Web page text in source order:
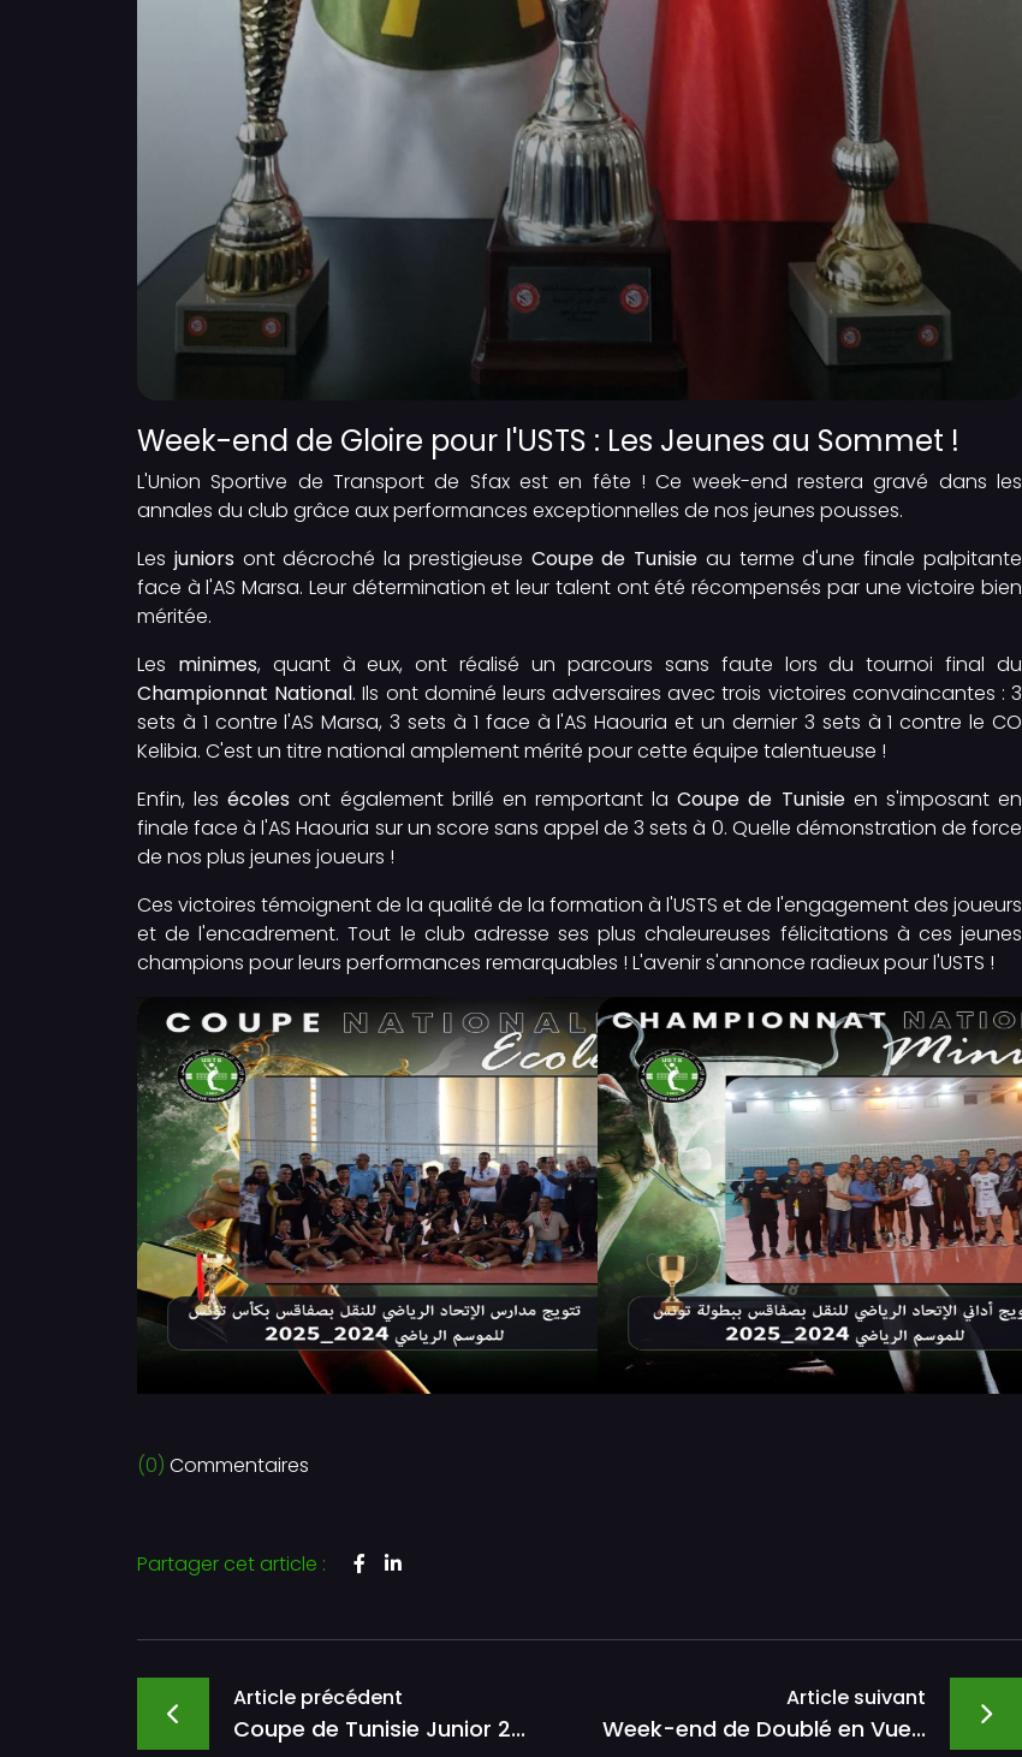
Week-end de Gloire pour l'USTS : Les Jeunes au Sommet !
L'Union Sportive de Transport de Sfax est en fête ! Ce week-end restera gravé dans les
annales du club grâce aux performances exceptionnelles de nos jeunes pousses.
Les juniorsont décroché la prestigieuse Coupe de Tunisie au terme d'une finale palpitante
face à l'AS Marsa. Leur détermination et leur talent ont été récompensés par une victoire bien
méritée.
Les minimes, quant à eux, ont réalisé un parcours sans faute lors du tournoi final du
Championnat National. Ils ont dominé leurs adversaires avec trois victoires convaincantes : 3
sets à 1 contre l'AS Marsa, 3 sets à 1 face à l'AS Haouria et un dernier 3 sets à 1 contre le CO
Kelibia. C'est un titre national amplement mérité pour cette équipe talentueuse !
Enfin, lesécoles ont également brillé en remportant laCoupe de Tunisieen s'imposant en
finale face à l'AS Haouria sur un score sans appel de 3 sets à 0. Quelle démonstration de force
de nos plus jeunes joueurs !
Ces victoires témoignent de la qualité de la formation à l'USTS et de l'engagement des joueurs
et de l'encadrement. Tout le club adresse ses plus chaleureuses félicitations à ces jeunes
champions pour leurs performances remarquables ! L'avenir s'annonce radieux pour l'USTS !
(0) Commentaires
Partager cet article :
Article précédent
Coupe de Tunisie Junior 2...
Article suivant
Week-end de Doublé en Vue...